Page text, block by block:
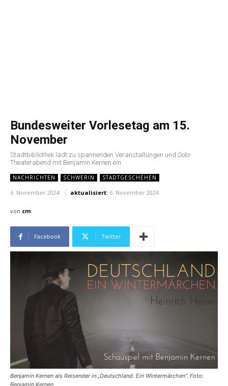
Bundesweiter Vorlesetag am 15.
November
Stadtbibliothek lädt zu spannenden Veranstaltungen und Solo-
Theaterabend mit Benjamin Kernen ein
NACHRICHTEN SCHWERIN STADTGESCHEHEN
6. November 2024 aktualisiert: 6. November 2024
von cm
Facebook Twitter
Benjamin Kernen als Reisender in „Deutschland. Ein Wintermärchen“. Foto:
Benjamin Kernen